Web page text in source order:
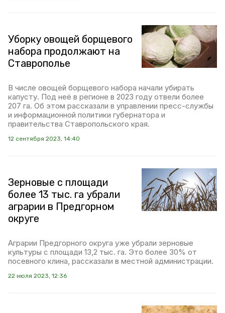
Уборку овощей борщевого
набора продолжают на
Ставрополье
В числе овощей борщевого набора начали убирать
капусту. Под неё в регионе в 2023 году отвели более
207 га. Об этом рассказали в управлении пресс-службы
и информационной политики губернатора и
правительства Ставропольского края.
12 сентября 2023, 14:40
Зерновые с площади
более 13 тыс. га убрали
аграрии в Предгорном
округе
Аграрии Предгорного округа уже убрали зерновые
культуры с площади 13,2 тыс. га. Это более 30% от
посевного клина, рассказали в местной администрации.
22 июля 2023, 12:36